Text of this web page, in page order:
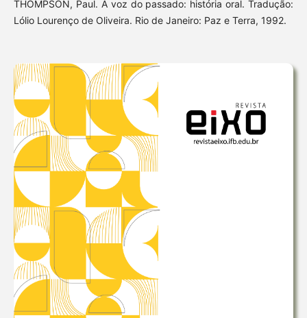
THOMPSON, Paul. A voz do passado: história oral. Tradução:
Lólio Lourenço de Oliveira. Rio de Janeiro: Paz e Terra, 1992.